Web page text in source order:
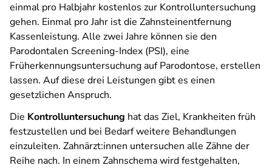
einmal pro Halbjahr kostenlos zur Kontrolluntersuchung
gehen. Einmal pro Jahr ist die Zahnsteinentfernung
Kassenleistung. Alle zwei Jahre können sie den
Parodontalen Screening-Index (PSI), eine
Früherkennungsuntersuchung auf Parodontose, erstellen
lassen. Auf diese drei Leistungen gibt es einen
gesetzlichen Anspruch.
Die Kontrolluntersuchung hat das Ziel, Krankheiten früh
festzustellen und bei Bedarf weitere Behandlungen
einzuleiten. Zahnärzt:innen untersuchen alle Zähne der
Reihe nach. In einem Zahnschema wird festgehalten,